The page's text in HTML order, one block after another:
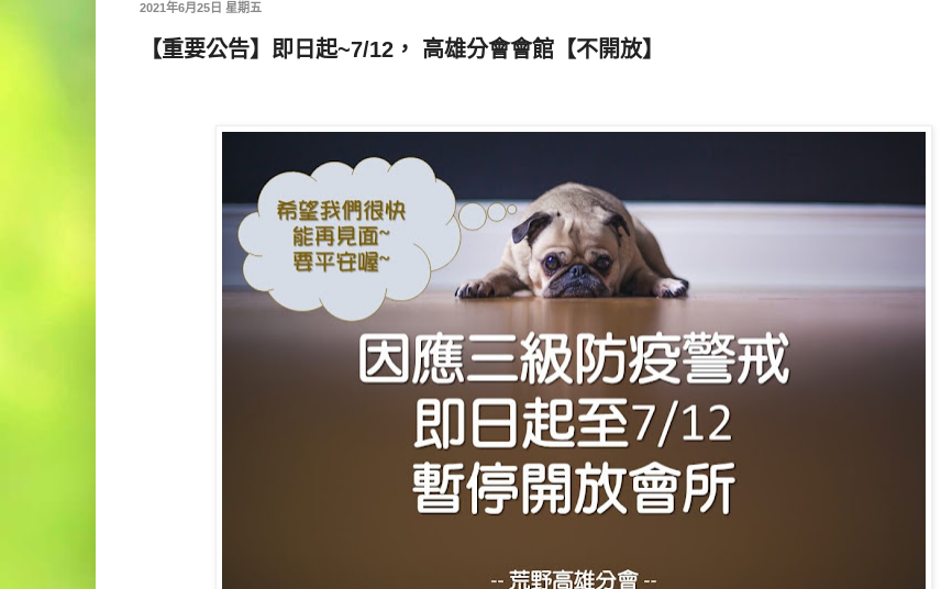
2021年6月25日 星期五
【重要公告】即日起~7/12， 高雄分會會館【不開放】